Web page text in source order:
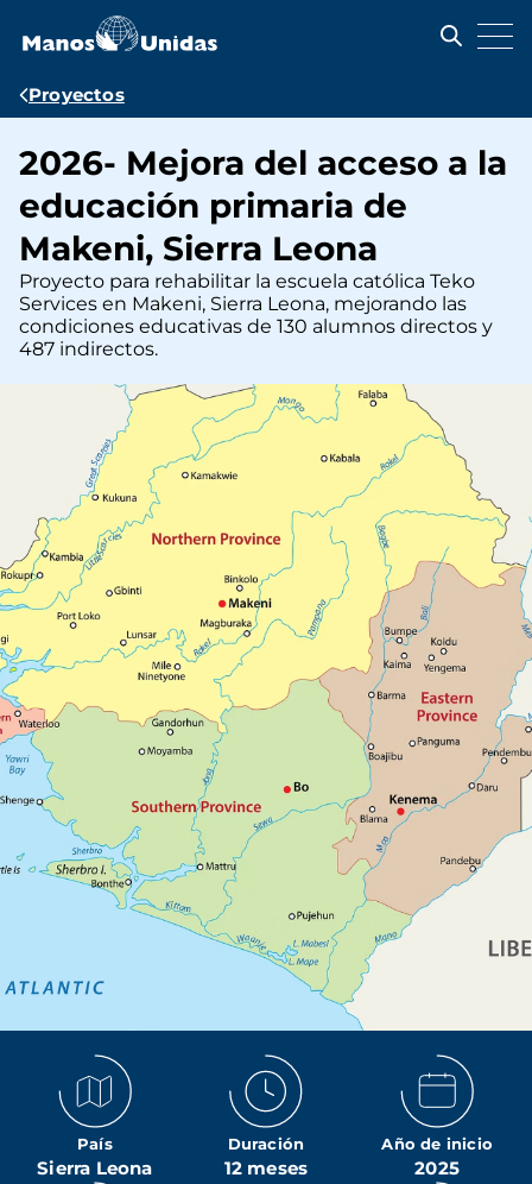
contenido
Ruta
navegación
Proyectos
2026- Mejora del acceso a la
educación primaria de
Makeni, Sierra Leona
Proyecto para rehabilitar la escuela católica Teko
Services en Makeni, Sierra Leona, mejorando las
condiciones educativas de 130 alumnos directos y
487 indirectos.
País
Sierra Leona
Duración
12 meses
Año de inicio
2025